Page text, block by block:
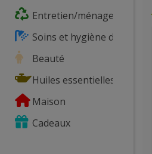
Entretien/ménage
Soins et hygiène du corps
Beauté
Huiles essentielles
Maison
Cadeaux